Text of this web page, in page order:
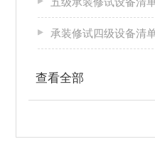
承装修试四级设备清
查看全部